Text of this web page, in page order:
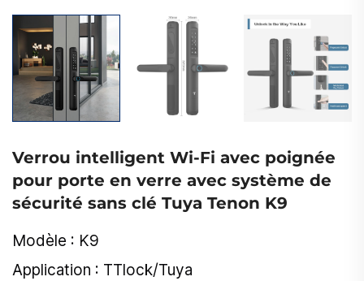
Verrou intelligent Wi-Fi avec poignée
pour porte en verre avec système de
sécurité sans clé Tuya Tenon K9
Modèle : K9
Application : TTlock/Tuya